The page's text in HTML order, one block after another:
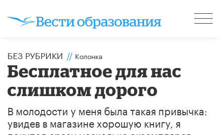
БЕЗ РУБРИКИ // Колонка
Бесплатное для нас
слишком дорого
В молодости у меня была такая привычка:
увидев в магазине хорошую книгу, я